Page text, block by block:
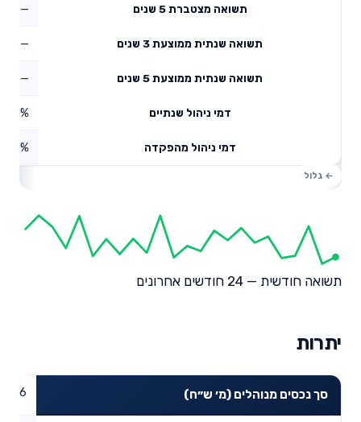
תשואה מצטברת 5 שנים —
תשואה שנתית ממוצעת 3 שנים —
תשואה שנתית ממוצעת 5 שנים —
דמי ניהול שנתיים
דמי ניהול מהפקדה 0%
תשואה חודשית — 24 חודשים אחרונים
יתרות
סך נכסים מנוהלים (מ׳ ש״ח)